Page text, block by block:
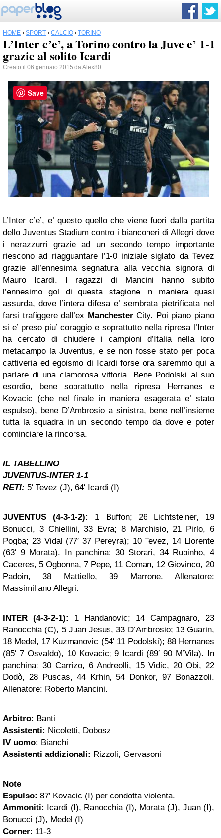
HOME › SPORT › CALCIO › TORINO
L’Inter c’e’, a Torino contro la Juve e’ 1-1
grazie al solito Icardi
Creato il 06 gennaio 2015 daAlex80
L’Inter c’e’, e’ questo quello che viene fuori dalla partita
dello Juventus Stadium contro i bianconeri di Allegri dove
i nerazzurri grazie ad un secondo tempo importante
riescono ad riagguantare l’1-0 iniziale siglato da Tevez
grazie all’ennesima segnatura alla vecchia signora di
Mauro Icardi. I ragazzi di Mancini hanno subito
l’ennesimo gol di questa stagione in maniera quasi
assurda, dove l’intera difesa e’ sembrata pietrificata nel
farsi trafiggere dall’ex ManchesterCity. Poi piano piano
si e’ preso piu’ coraggio e soprattutto nella ripresa l’Inter
ha cercato di chiudere i campioni d’Italia nella loro
metacampo la Juventus, e se non fosse stato per poca
cattiveria ed egoismo di Icardi forse ora saremmo qui a
parlare di una clamorosa vittoria. Bene Podolski al suo
esordio, bene soprattutto nella ripresa Hernanes e
Kovacic (che nel finale in maniera esagerata e’ stato
espulso), bene D’Ambrosio a sinistra, bene nell’insieme
tutta la squadra in un secondo tempo da dove e poter
cominciare la rincorsa.
IL TABELLINO
JUVENTUS-INTER 1-1
RETI: 5′ Tevez (J), 64′ Icardi (I)
JUVENTUS (4-3-1-2):
1 Buffon; 26 Lichtsteiner, 19
Bonucci, 3 Chiellini, 33 Evra; 8 Marchisio, 21 Pirlo, 6
Pogba; 23 Vidal (77′ 37 Pereyra); 10 Tevez, 14 Llorente
(63′ 9 Morata). In panchina: 30 Storari, 34 Rubinho, 4
Caceres, 5 Ogbonna, 7 Pepe, 11 Coman, 12 Giovinco, 20
Padoin, 38 Mattiello, 39 Marrone. Allenatore:
Massimiliano Allegri.
INTER (4-3-2-1):
1 Handanovic; 14 Campagnaro, 23
Ranocchia (C), 5 Juan Jesus, 33 D’Ambrosio; 13 Guarin,
18 Medel, 17 Kuzmanovic (54′ 11 Podolski); 88 Hernanes
(85′ 7 Osvaldo), 10 Kovacic; 9 Icardi (89′ 90 M’Vila). In
panchina: 30 Carrizo, 6 Andreolli, 15 Vidic, 20 Obi, 22
Dodò, 28 Puscas, 44 Krhin, 54 Donkor, 97 Bonazzoli.
Allenatore: Roberto Mancini.
Arbitro: Banti
Assistenti: Nicoletti, Dobosz
IV uomo: Bianchi
Assistenti addizionali: Rizzoli, Gervasoni
Note
Espulso: 87′ Kovacic (I) per condotta violenta.
Ammoniti: Icardi (I), Ranocchia (I), Morata (J), Juan (I),
Bonucci (J), Medel (I)
Corner: 11-3
Save